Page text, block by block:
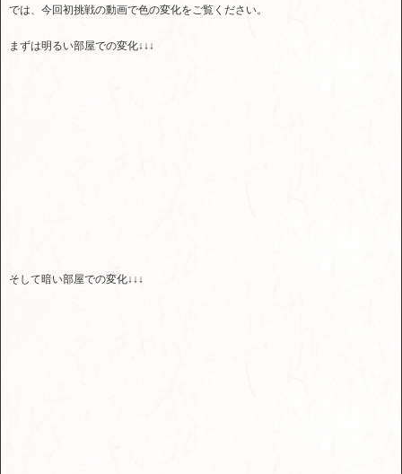
では、今回初挑戦の動画で色の変化をご覧ください。
まずは明るい部屋での変化↓↓↓
そして暗い部屋での変化↓↓↓